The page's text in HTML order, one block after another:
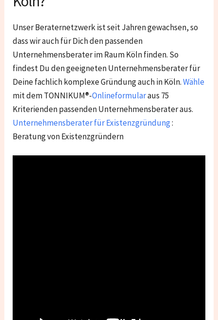
Unser Beraternetzwerk ist seit Jahren gewachsen, so
dass wir auch für Dich den passenden
Unternehmensberater im Raum Köln finden. So
findest Du den geeigneten Unternehmensberater für
Deine fachlich komplexe Gründung auch in Köln.Wähle
mit dem TONNIKUM®-Onlineformularaus 75
Kriterienden passenden Unternehmensberater aus.
Unternehmensberater für Existenzgründung:
Beratung von Existenzgründern